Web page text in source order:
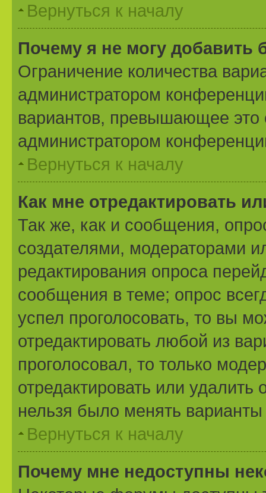
Вернуться к началу
Почему я не могу добавить
Ограничение количества
администратором
вариантов, превышающее это
администратором
Вернуться к началу
Как мне отредактировать
Так же, как и сообщения,
создателями, модераторами
редактирования опроса
сообщения в теме; опрос
успел проголосовать, то вы
отредактировать любой из
проголосовал, то только
отредактировать или
нельзя было менять
Вернуться к началу
Почему мне недоступны